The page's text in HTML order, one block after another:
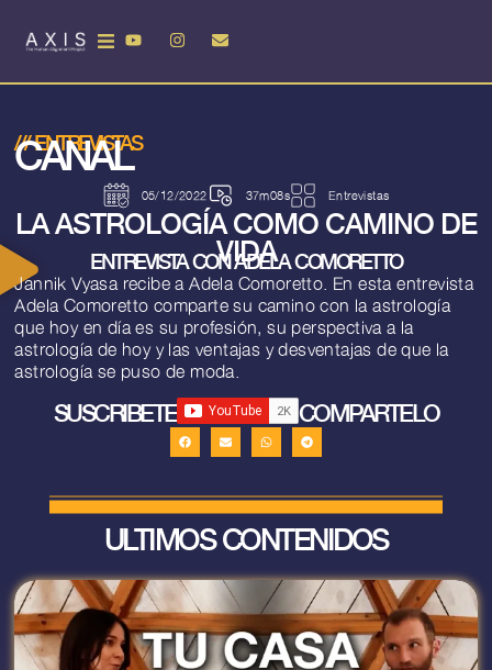
///ENTREVISTAS
CANAL
05/12/2022 37m08s Entrevistas
LA ASTROLOGÍA COMO CAMINO DE
VIDA
ENTREVISTA CON ADELA COMORETTO
Jannik Vyasa recibe a Adela Comoretto. En esta entrevista
Adela Comoretto comparte su camino con la astrología
que hoy en día es su profesión, su perspectiva a la
astrología de hoy y las ventajas y desventajas de que la
astrología se puso de moda.
SUSCRIBETE COMPARTELO
ULTIMOS CONTENIDOS